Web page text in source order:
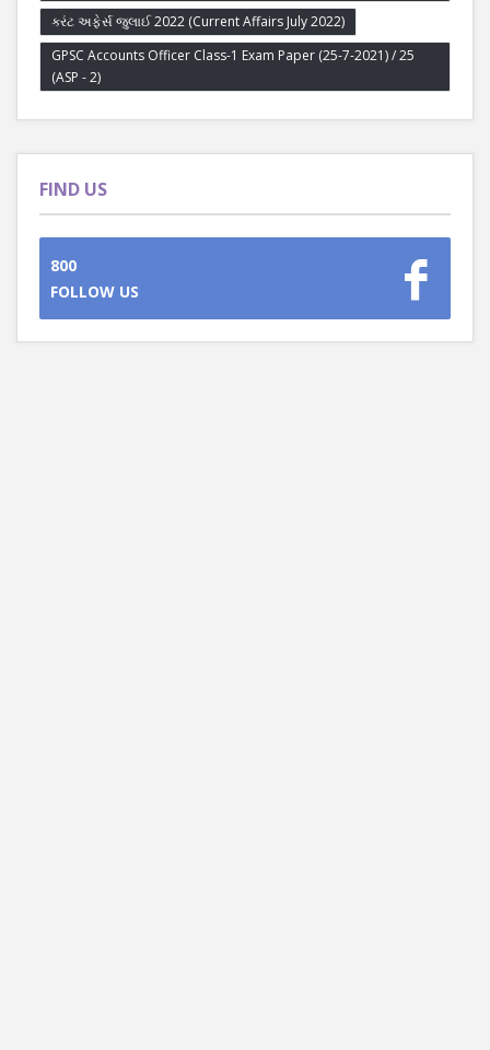
કરંટ અફેર્સ જુલાઈ 2022 (Current Affairs July 2022)
GPSC Accounts Officer Class-1 Exam Paper (25-7-2021) / 25
(ASP - 2)
FIND US
800
FOLLOW US